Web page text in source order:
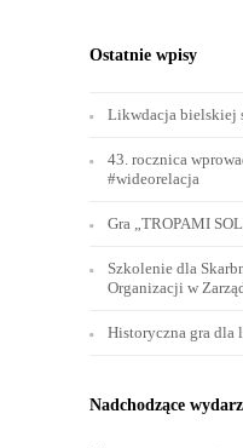
Ostatnie wpisy
Likwdacja bielskiej
43. rocznica
#wideorelacja
Gra „TROPAMI
Szkolenie dla
Organizacji w
Historyczna gra dla
Nadchodzące